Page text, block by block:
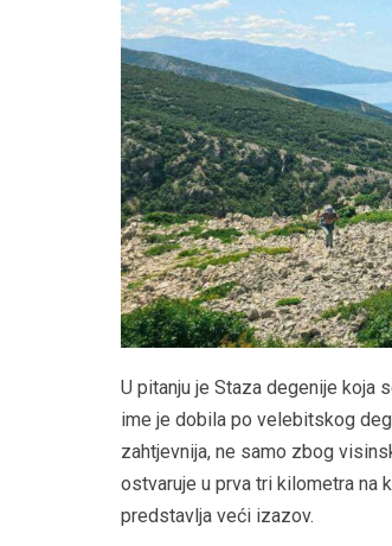
U pitanju je Staza degenije koja
ime je dobila po velebitskog
zahtjevnija, ne samo zbog
ostvaruje u prva tri kilometra na
predstavlja veći izazov.